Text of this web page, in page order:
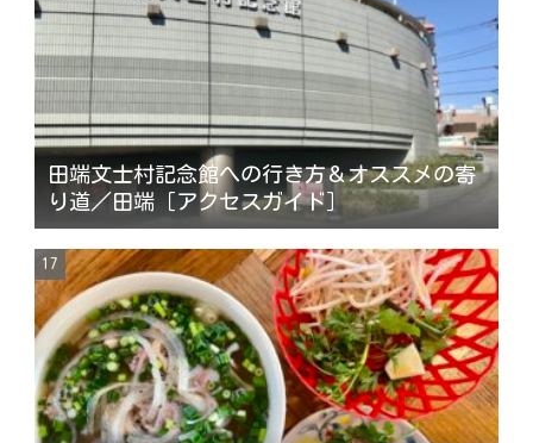
田端文士村記念館への行き方＆オススメの寄
り道／田端［アクセスガイド］